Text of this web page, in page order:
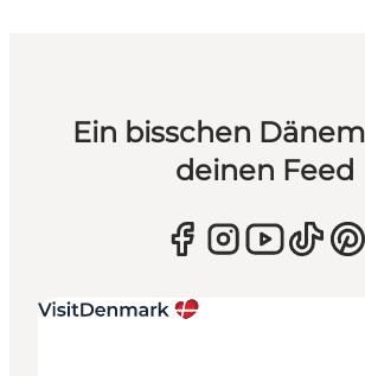
Ein bisschen
deinen Feed